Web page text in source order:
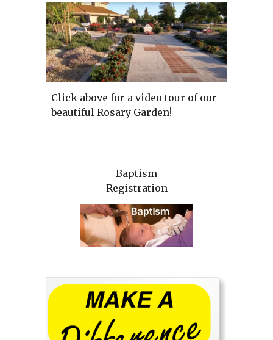
Click above for a video tour of our
beautiful Rosary Garden!
Baptism
Registration